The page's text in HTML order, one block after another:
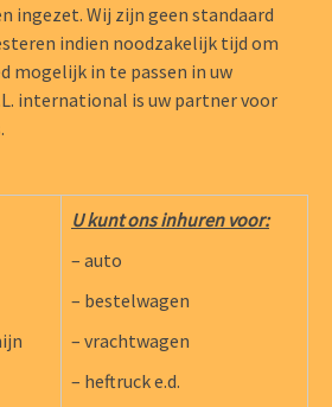
ingezet. Wij zijn geen standaard
indien noodzakelijk tijd om
mogelijk in te passen in uw
international is uw partner voor
U kunt ons inhuren voor:
– auto
– bestelwagen
– vrachtwagen
– heftruck e.d.